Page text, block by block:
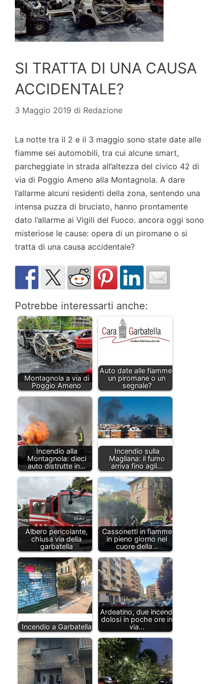
SI TRATTA DI UNA CAUSA
ACCIDENTALE?
3 Maggio 2019 di Redazione
La notte tra il 2 e il 3 maggio sono state date alle
fiamme sei automobili, tra cui alcune smart,
parcheggiate in strada all’altezza del civico 42 di
via di Poggio Ameno alla Montagnola. A dare
l’allarme alcuni residenti della zona, sentendo una
intensa puzza di bruciato, hanno prontamente
dato l’allarme ai Vigili del Fuoco. ancora oggi sono
misteriose le cause: opera di un piromane o si
tratta di una causa accidentale?
Potrebbe interessarti anche:
Montagnola a via di
Poggio Ameno
Auto date alle fiamme:
un piromane o un
segnale?
Incendio alla
Montagnola: dieci
auto distrutte in…
Incendio sulla
Magliana: il fumo
arriva fino agli…
Albero pericolante,
chiusa via della
garbatella
Cassonetti in fiamme
in pieno giorno nel
cuore della…
Incendio a Garbatella
Ardeatino, due incendi
dolosi in poche ore in
via…